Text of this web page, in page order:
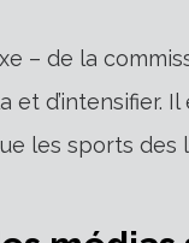
– de la
et d’intensifier.
les sports des